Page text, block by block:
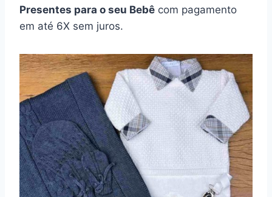
Presentes para o seu Bebê com pagamento
em até 6X sem juros.